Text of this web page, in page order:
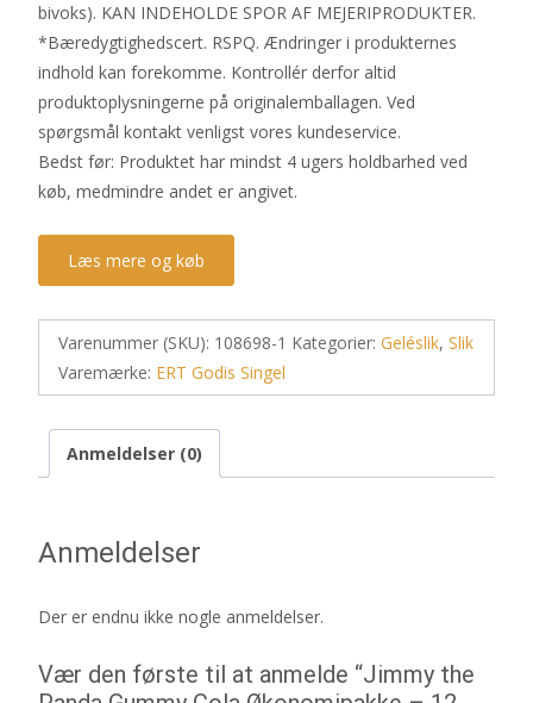
bivoks). KAN INDEHOLDE SPOR AF MEJERIPRODUKTER.
*Bæredygtighedscert. RSPQ. Ændringer i produkternes
indhold kan forekomme. Kontrollér derfor altid
produktoplysningerne på originalemballagen. Ved
spørgsmål kontakt venligst vores kundeservice.
Bedst før: Produktet har mindst 4 ugers holdbarhed ved
køb, medmindre andet er angivet.
Læs mere og køb
Varenummer (SKU): 108698-1 Kategorier: Geléslik, Slik
Varemærke: ERT Godis Singel
Anmeldelser (0)
Anmeldelser
Der er endnu ikke nogle anmeldelser.
Vær den første til at anmelde “Jimmy the